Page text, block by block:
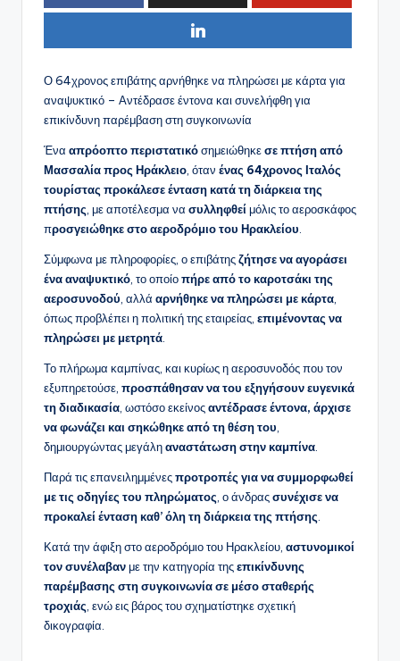
Ο 64χρονος επιβάτης αρνήθηκε να πληρώσει με κάρτα για
αναψυκτικό – Αντέδρασε έντονα και συνελήφθη για
επικίνδυνη παρέμβαση στη συγκοινωνία
Ένα απρόοπτο περιστατικόσημειώθηκεσε πτήση από
Μασσαλία προς Ηράκλειο , όταν ένας 64χρονος Ιταλός
τουρίστας προκάλεσε ένταση κατά τη διάρκεια της
πτήσης , με αποτέλεσμα να συλληφθείμόλις το αεροσκάφος
προσγειώθηκε στο αεροδρόμιο του Ηρακλείου
Σύμφωνα με πληροφορίες, ο επιβάτηςζήτησε να αγοράσει
ένα αναψυκτικό , το οποίοπήρε από το καροτσάκι της
αεροσυνοδού , αλλά αρνήθηκε να πληρώσει με κάρτα
όπως προβλέπει η πολιτική της εταιρείας, επιμένοντας να
πληρώσει με μετρητά
Το πλήρωμα καμπίνας, και κυρίως η αεροσυνοδός που τον
εξυπηρετούσε, προσπάθησαν να του εξηγήσουν ευγενικά
τη διαδικασία , ωστόσο εκείνοςαντέδρασε έντονα, άρχισε
να φωνάζει και σηκώθηκε από τη θέση του
δημιουργώντας μεγάληαναστάτωση στην καμπίνα
Παρά τις επανειλημμένεςπροτροπές για να συμμορφωθεί
με τις οδηγίες του πληρώματος , ο άνδραςσυνέχισε να
προκαλεί ένταση καθ’ όλη τη διάρκεια της πτήσης
Κατά την άφιξη στο αεροδρόμιο του Ηρακλείου, αστυνομικοί
τον συνέλαβανμε την κατηγορία τηςεπικίνδυνης
παρέμβασης στη συγκοινωνία σε μέσο σταθερής
τροχιάς , ενώ εις βάρος του σχηματίστηκε σχετική
δικογραφία.